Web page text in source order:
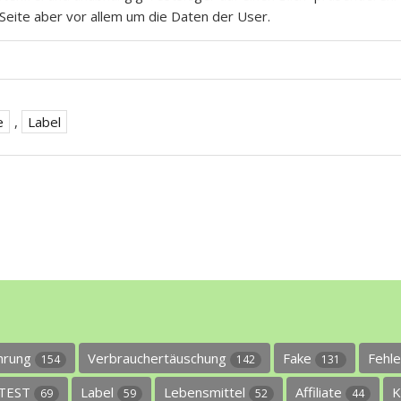
aber vor allem um die Daten der User.
, Label
154 Verbrauchertäuschung 142 Fake 131
69 Label 59 Lebensmittel 52 Affiliate 44